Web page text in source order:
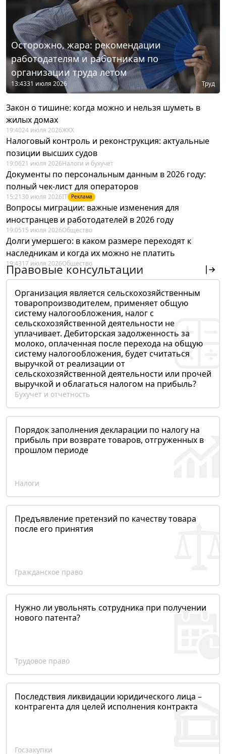
Осторожно, жара: рекомендации
работодателям и работникам по
организации труда летом
13:4331 июля 2026 Труд
Закон о тишине: когда можно и нельзя шуметь в
жилых домах
19:4024 июля 2026ЖКХ
Налоговый контроль и реконструкция: актуальные
позиции высших судов
19:0621 июля 2026Налоги и бухучет
Документы по персональным данным в 2026 году:
полный чек-лист для операторов
15:21 30 июля 2026IT Реклама
Вопросы миграции: важные изменения для
иностранцев и работодателей в 2026 году
19:0515 июля 2026Общество
Долги умершего: в каком размере переходят к
наследникам и когда их можно не платить
19:4317 июля 2026Общество
Правовые консультации
Организация является сельскохозяйственным
товаропроизводителем, применяет общую
систему налогообложения, налог с
сельскохозяйственной деятельности не
уплачивает. Дебиторская задолженность за
молоко, оплаченная после перехода на общую
систему налогообложения, будет считаться
выручкой от реализации от
сельскохозяйственной деятельности или прочей
выручкой и облагаться налогом на прибыль?
Бухучет и отчетность
Порядок заполнения декларации по налогу на
прибыль при возврате товаров, отгруженных в
прошлом периоде
Налоги
Предъявление претензий по качеству товара
после его принятия
Гражданское право
Нужно ли увольнять сотрудника при получении
нового патента?
Трудовое право
Последствия ликвидации юридического лица –
контрагента для целей исполнения контракта
Госзакупки